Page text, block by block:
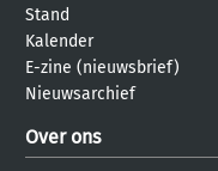
Stand
Kalender
E-zine (nieuwsbrief)
Nieuwsarchief
Over ons